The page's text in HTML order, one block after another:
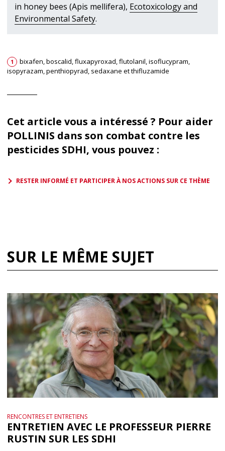
in honey bees (Apis mellifera), Ecotoxicology and
Environmental Safety.
1
bixafen, boscalid, fluxapyroxad, flutolanil, isoflucypram,
isopyrazam, penthiopyrad, sedaxane et thifluzamide
Cet article vous a intéressé ? Pour aider
POLLINIS dans son combat contre les
pesticides SDHI, vous pouvez :
RESTER INFORMÉ ET PARTICIPER À NOS ACTIONS SUR CE THÈME
SUR LE MÊME SUJET
RENCONTRES ET ENTRETIENS
ENTRETIEN AVEC LE PROFESSEUR PIERRE
RUSTIN SUR LES SDHI